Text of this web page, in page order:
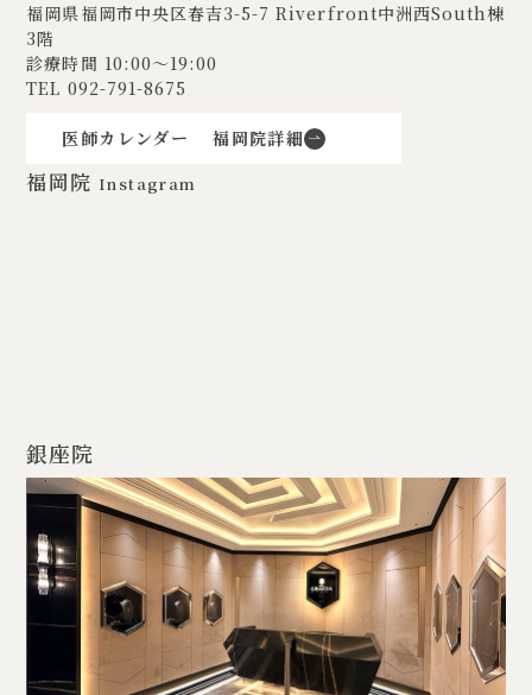
福岡県福岡市中央区春吉3-5-7Riverfront中洲西South棟
3階
診療時間 10:00〜19:00
TEL 092-791-8675
医師カレンダー 福岡院詳細
福岡院 Instagram
銀座院